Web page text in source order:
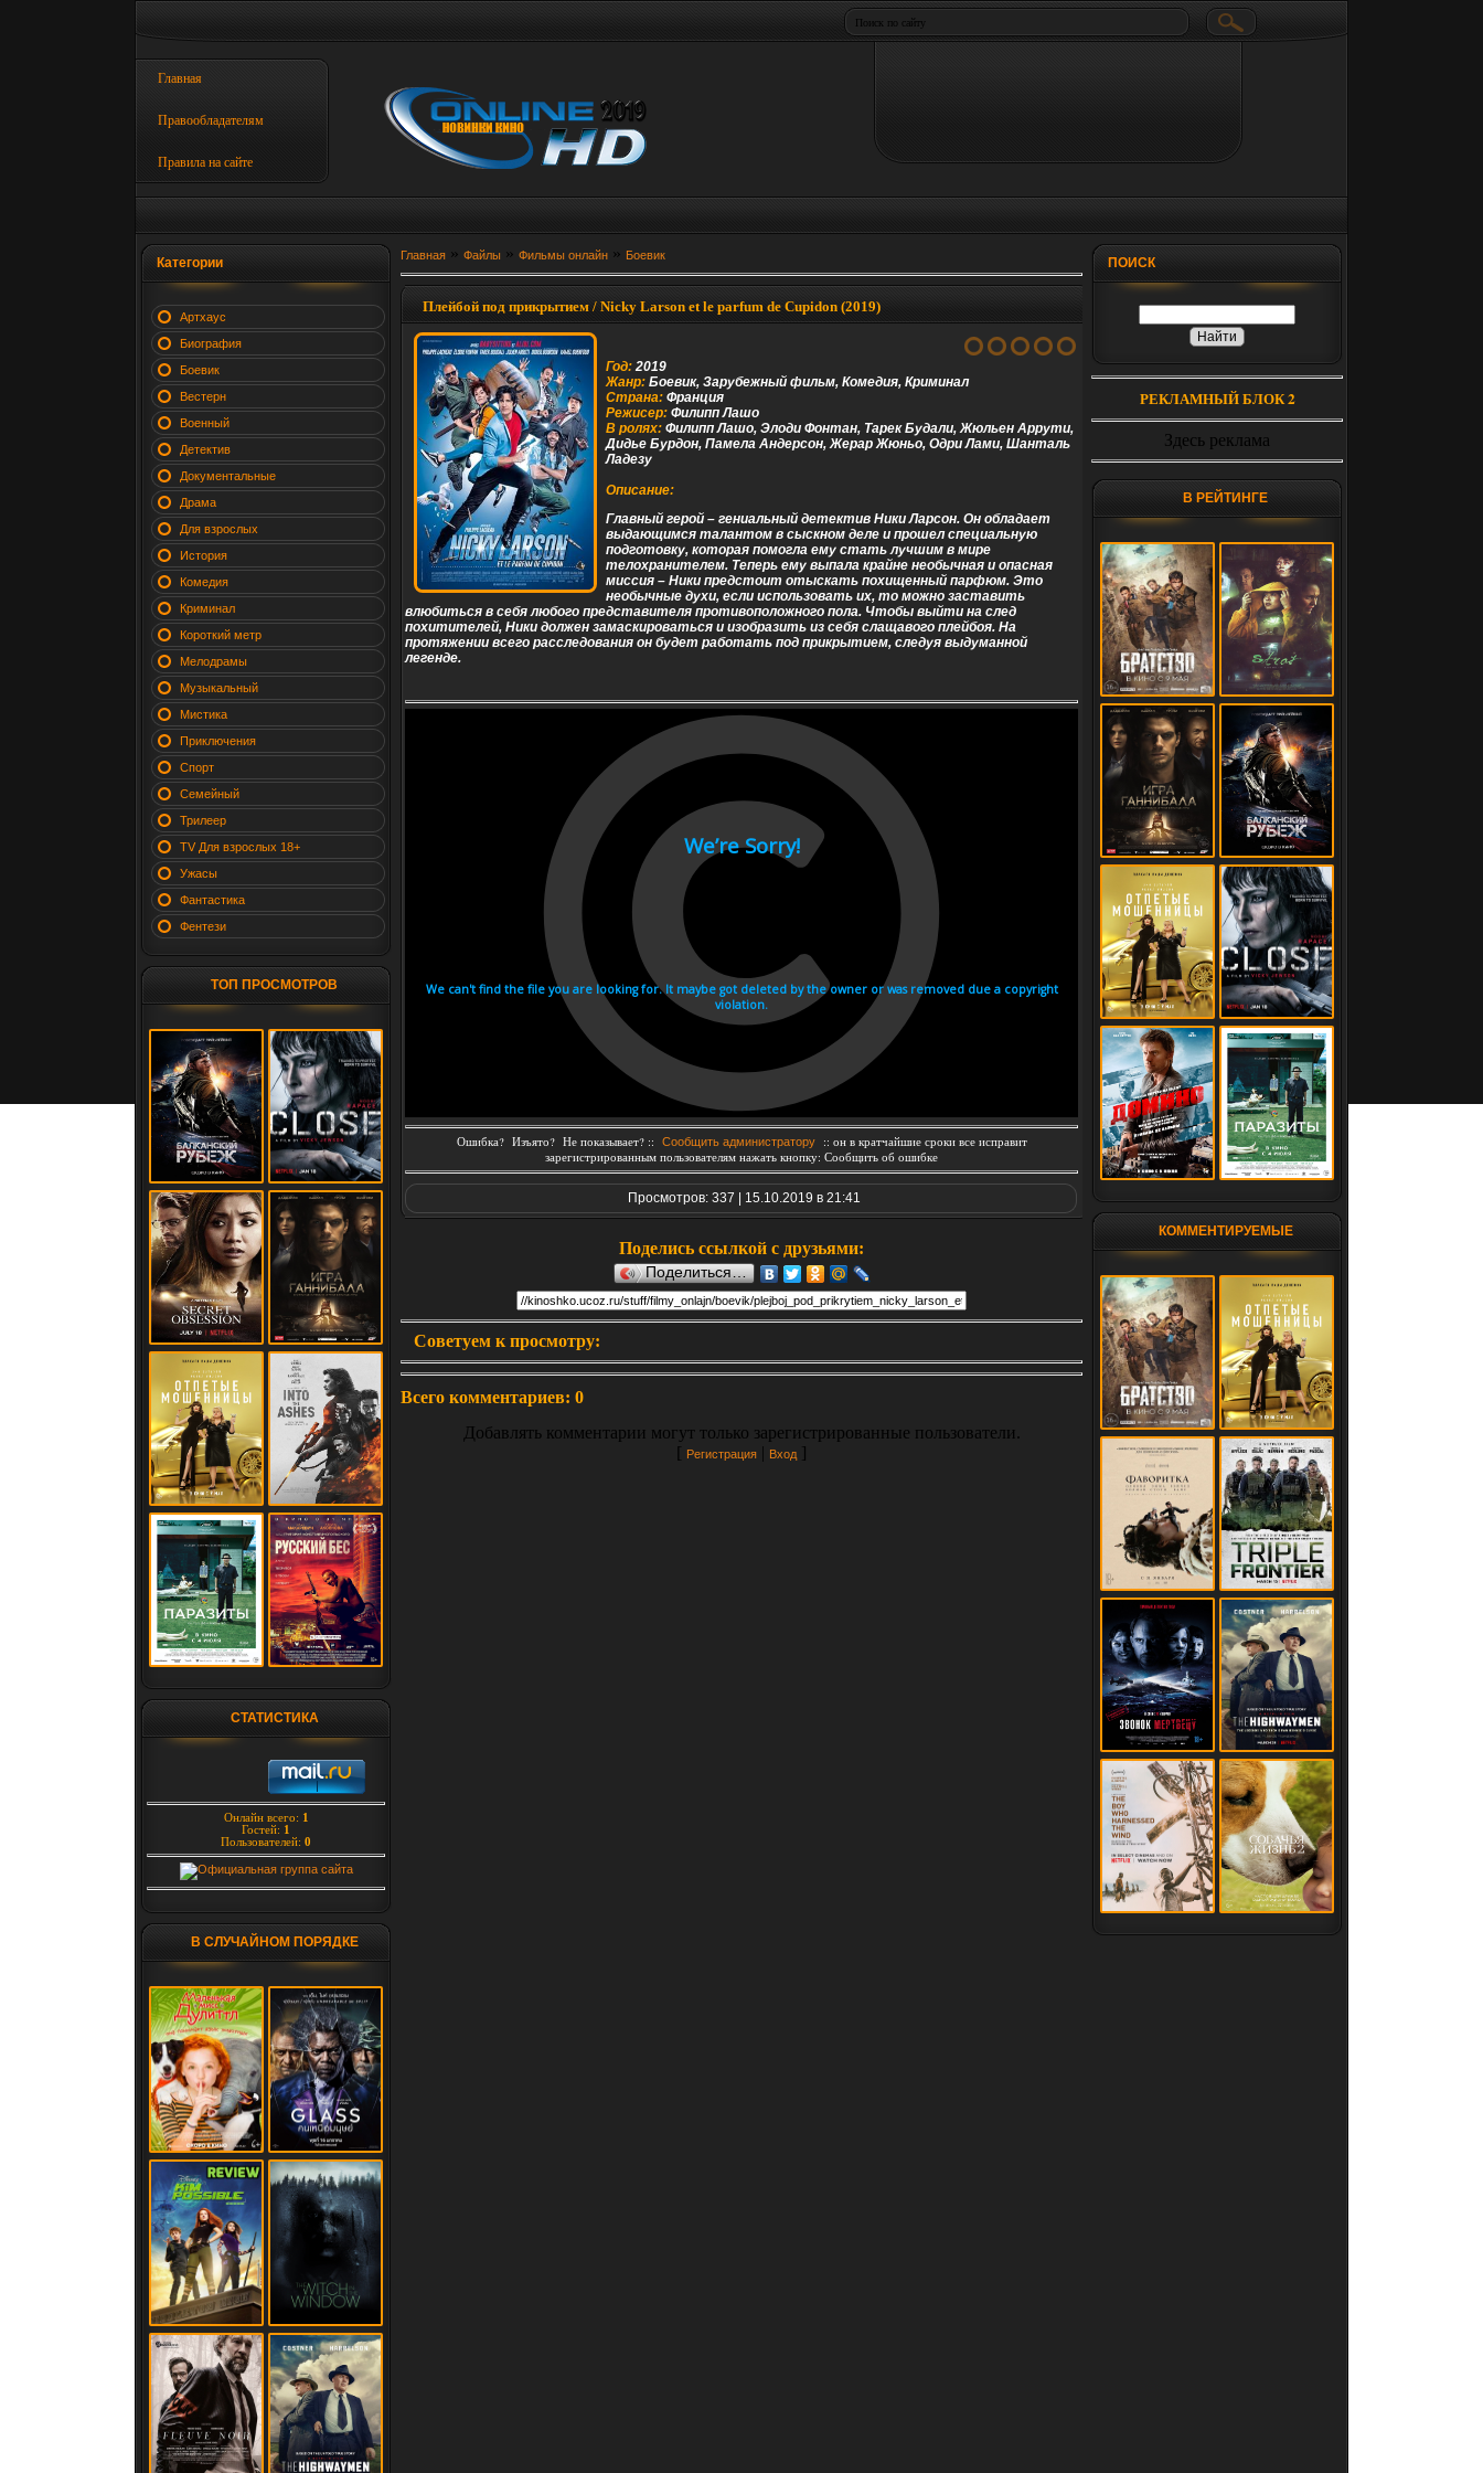
Главная
Правообладателям
Правила на сайте
Категории
Артхаус
Биография
Боевик
Вестерн
Военный
Детектив
Документальные
Драма
Для взрослых
История
Комедия
Криминал
Короткий метр
Мелодрамы
Музыкальный
Мистика
Приключения
Спорт
Семейный
Трилеер
TV Для взрослых 18+
Ужасы
Фантастика
Фентези
ТОП ПРОСМОТРОВ
СТАТИСТИКА
Онлайн всего: 1
Гостей: 1
Пользователей: 0
В СЛУЧАЙНОМ ПОРЯДКЕ
Главная » Файлы » Фильмы онлайн » Боевик
Плейбой под прикрытием / Nicky Larson et le parfum de Cupidon (2019)
Год: 2019
Жанр: Боевик, Зарубежный фильм, Комедия, Криминал
Страна: Франция
Режисер: Филипп Лашо
В ролях: Филипп Лашо, Элоди Фонтан, Тарек Будали, Жюльен Аррути,
Дидье Бурдон, Памела Андерсон, Жерар Жюньо, Одри Лами, Шанталь
Ладезу
Описание:
Главный герой – гениальный детектив Ники Ларсон. Он обладает
выдающимся талантом в сыскном деле и прошел специальную
подготовку, которая помогла ему стать лучшим в мире
телохранителем. Теперь ему выпала крайне необычная и опасная
миссия – Ники предстоит отыскать похищенный парфюм. Это
необычные духи, если использовать их, то можно заставить
влюбиться в себя любого представителя противоположного пола. Чтобы выйти на след
похитителей, Ники должен замаскироваться и изобразить из себя слащавого плейбоя. На
протяжении всего расследования он будет работать под прикрытием, следуя выдуманной
легенде.
Ошибка? Изъято? Не показывает? :: Сообщить администратору:: он в кратчайшие сроки все исправит
зарегистрированным пользователям нажать кнопку: Сообщить об ошибке
Просмотров: 337 | 15.10.2019 в 21:41
Поделись ссылкой с друзьями:
Поделиться…
Советуем к просмотру:
Всего комментариев: 0
Добавлять комментарии могут только зарегистрированные пользователи.
[
Регистрация | Вход ]
ПОИСК
РЕКЛАМНЫЙ БЛОК 2
Здесь реклама
В РЕЙТИНГЕ
КОММЕНТИРУЕМЫЕ